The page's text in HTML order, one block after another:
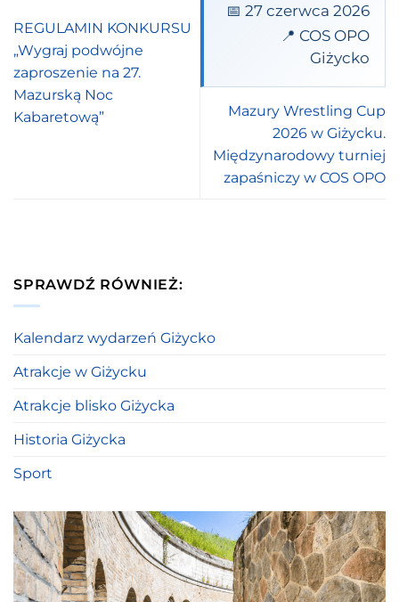
REGULAMIN KONKURSU
„Wygraj podwójne
zaproszenie na 27.
Mazurską Noc
Kabaretową”
📅 27 czerwca 2026
📍 COS OPO
Giżycko
Mazury Wrestling Cup
2026 w Giżycku.
Międzynarodowy turniej
zapaśniczy w COS OPO
SPRAWDŹ RÓWNIEŻ:
Kalendarz wydarzeń Giżycko
Atrakcje w Giżycku
Atrakcje blisko Giżycka
Historia Giżycka
Sport